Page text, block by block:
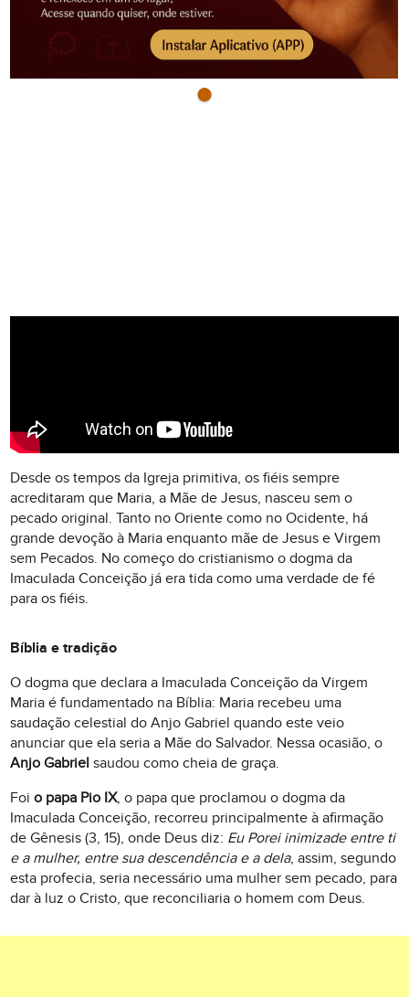
Desde os tempos da Igreja primitiva, os fiéis sempre
acreditaram que Maria, a Mãe de Jesus, nasceu sem o
pecado original. Tanto no Oriente como no Ocidente, há
grande devoção à Maria enquanto mãe de Jesus e Virgem
sem Pecados. No começo do cristianismo o dogma da
Imaculada Conceição já era tida como uma verdade de fé
para os fiéis.
Bíblia e tradição
O dogma que declara a Imaculada Conceição da Virgem
Maria é fundamentado na Bíblia: Maria recebeu uma
saudação celestial do Anjo Gabriel quando este veio
anunciar que ela seria a Mãe do Salvador. Nessa ocasião, o
Anjo Gabriel saudou como cheia de graça.
Foio papa Pio IX, o papa que proclamou o dogma da
Imaculada Conceição, recorreu principalmente à afirmação
de Gênesis (3, 15), onde Deus diz: Eu Porei inimizade entre ti
e a mulher, entre sua descendência e a dela, assim, segundo
esta profecia, seria necessário uma mulher sem pecado, para
dar à luz o Cristo, que reconciliaria o homem com Deus.